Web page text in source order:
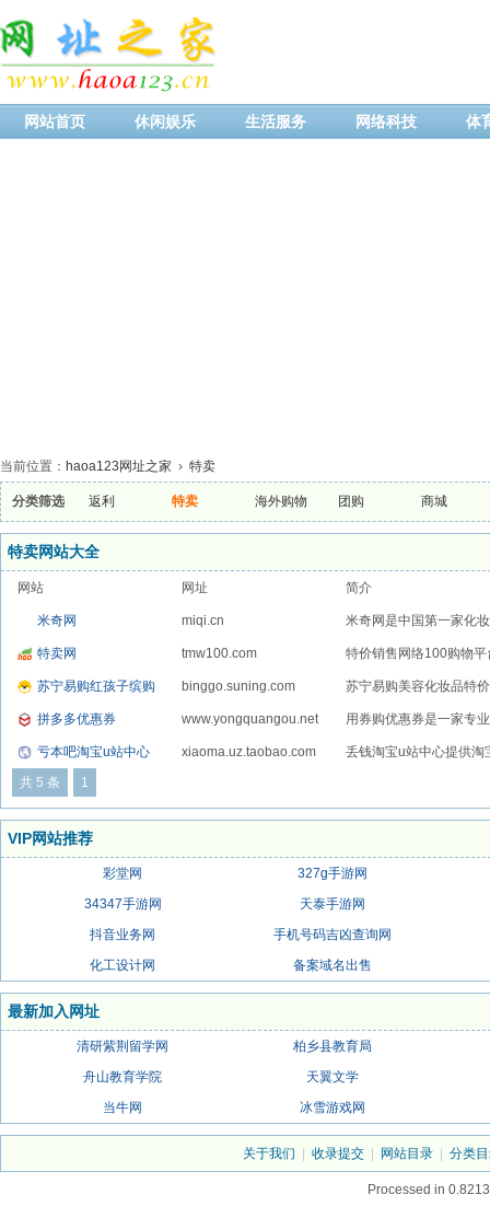
网站首页 休闲娱乐 生活服务 网络科技 体
当前位置： haoa123网址之家 › 特卖
分类筛选 返利 特卖 海外购物 团购 商城
特卖网站大全
网站 网址 简介
米奇网 miqi.cn 米奇网是中国第一家化
特卖网 tmw100.com 特价销售网络100购物
苏宁易购红孩子缤购 binggo.suning.com 苏宁易购美容化妆品特
拼多多优惠券 www.yongquangou.net 用券购优惠券是一家专
亏本吧淘宝u站中心 xiaoma.uz.taobao.com
丢钱淘宝u站中心提供淘
共 5 条
1
VIP网站推荐
彩堂网
327g手游网
34347手游网
天泰手游网
抖音业务网
手机号码吉凶查询网
化工设计网
备案域名出售
最新加入网址
清研紫荆留学网
柏乡县教育局
舟山教育学院
天翼文学
当牛网
冰雪游戏网
关于我们 收录提交 网站目录 分类
Processed in